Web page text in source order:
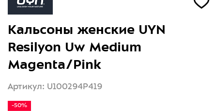
Кальсоны женские UYN
Resilyon Uw Medium
Magenta/Pink
Артикул: U100294P419
-50%